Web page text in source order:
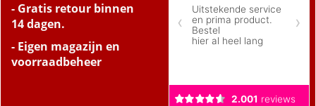
- Gratis retour binnen
14 dagen.
- Eigen magazijn en
voorraadbeheer